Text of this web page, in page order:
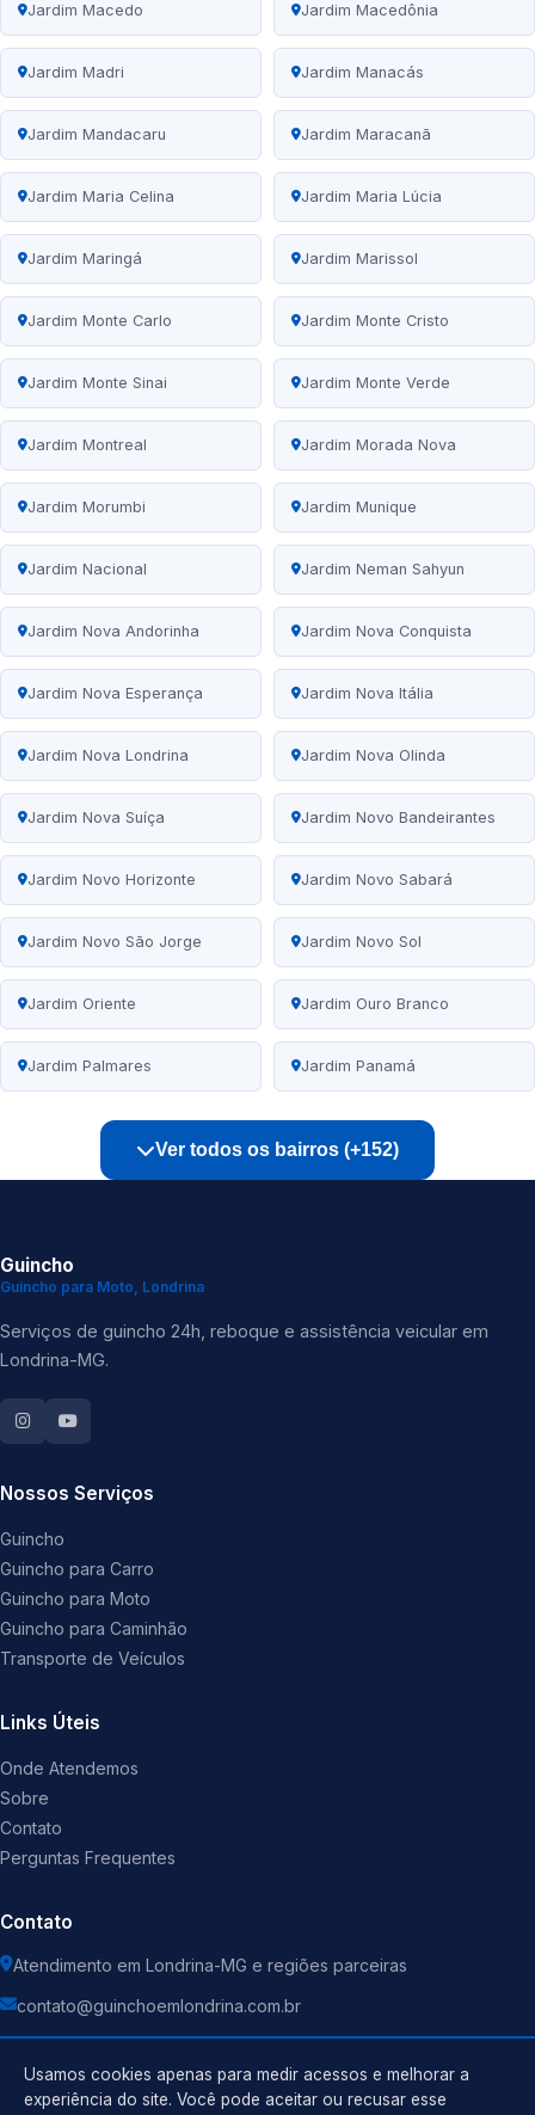
Jardim Macedo Jardim Macedônia
Jardim Madri Jardim Manacás
Jardim Mandacaru Jardim Maracanã
Jardim Maria Celina Jardim Maria Lúcia
Jardim Maringá Jardim Marissol
Jardim Monte Carlo Jardim Monte Cristo
Jardim Monte Sinai Jardim Monte Verde
Jardim Montreal Jardim Morada Nova
Jardim Morumbi Jardim Munique
Jardim Nacional Jardim Neman Sahyun
Jardim Nova Andorinha Jardim Nova Conquista
Jardim Nova Esperança Jardim Nova Itália
Jardim Nova Londrina Jardim Nova Olinda
Jardim Nova Suíça Jardim Novo Bandeirantes
Jardim Novo Horizonte Jardim Novo Sabará
Jardim Novo São Jorge Jardim Novo Sol
Jardim Oriente Jardim Ouro Branco
Jardim Palmares Jardim Panamá
Ver todos os bairros (+152)
Guincho
Guincho para Moto, Londrina
Serviços de guincho 24h, reboque e assistência veicular em
Londrina-MG.
Nossos Serviços
Guincho
Guincho para Carro
Guincho para Moto
Guincho para Caminhão
Transporte de Veículos
Links Úteis
Onde Atendemos
Sobre
Contato
Perguntas Frequentes
Contato
Atendimento em Londrina-MG e regiões parceiras
contato@guinchoemlondrina.com.br
Usamos cookies apenas para medir acessos e melhorar a
experiência do site. Você pode aceitar ou recusar esse